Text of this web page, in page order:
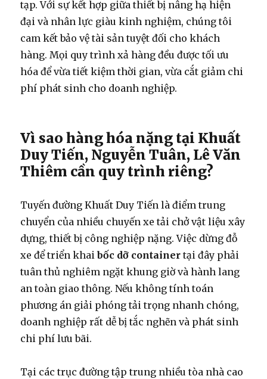
tạp. Với sự kết hợp giữa thiết bị nâng hạ hiện
đại và nhân lực giàu kinh nghiệm, chúng tôi
cam kết bảo vệ tài sản tuyệt đối cho khách
hàng. Mọi quy trình xả hàng đều được tối ưu
hóa để vừa tiết kiệm thời gian, vừa cắt giảm chi
phí phát sinh cho doanh nghiệp.
Vì sao hàng hóa nặng tại Khuất
Duy Tiến, Nguyễn Tuân, Lê Văn
Thiêm cần quy trình riêng?
Tuyến đường Khuất Duy Tiến là điểm trung
chuyển của nhiều chuyến xe tải chở vật liệu xây
dựng, thiết bị công nghiệp nặng. Việc dừng đỗ
xe để triển khaibốc dỡ container tại đây phải
tuân thủ nghiêm ngặt khung giờ và hành lang
an toàn giao thông. Nếu không tính toán
phương án giải phóng tải trọng nhanh chóng,
doanh nghiệp rất dễ bị tắc nghẽn và phát sinh
chi phí lưu bãi.
Tại các trục đường tập trung nhiều tòa nhà cao